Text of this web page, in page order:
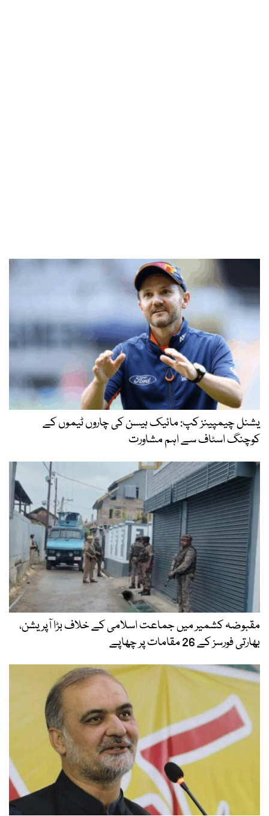
یشنل چیمپینز کپ: مائیک ہیسن کی چاروں ٹیموں کے
کوچنگ اسٹاف سے اہم مشاورت
مقبوضہ کشمیر میں جماعت اسلامی کے خلاف بڑا آپریشن،
بھارتی فورسز کے 26 مقامات پر چھاپے